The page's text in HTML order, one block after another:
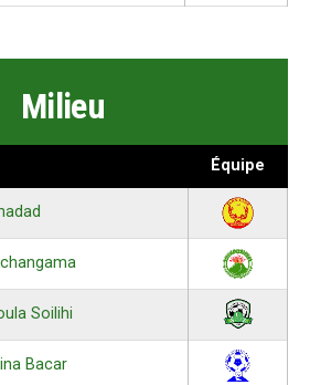
Milieu
Équipe
Soilihi
Bacar